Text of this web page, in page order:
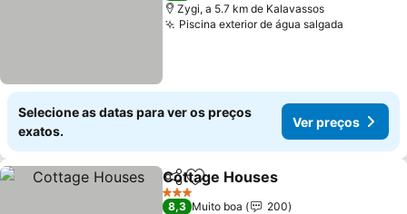
Zygi, a 5.7 km de Kalavassos
Piscina exterior de água salgada
Selecione as datas para ver os preços
exatos.
Ver preços
PartilharAdicionar aos favoritos
Cottage Houses
3 Estrelas
8,3 Muito boa
200